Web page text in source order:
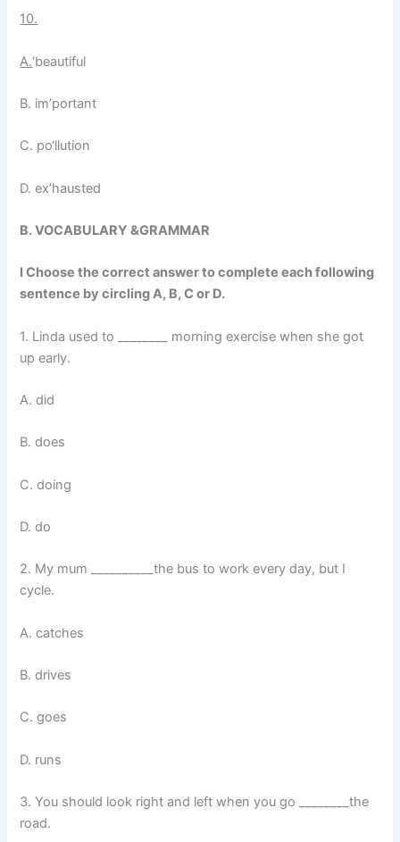
10.
A.‘beautiful
B. im’portant
C. po‘llution
D. ex’hausted
B. VOCABULARY &GRAMMAR
I Choose the correct answer to complete each following
sentence by circling A, B, C or D.
1. Linda used to ________ morning exercise when she got
up early.
A. did
B. does
C. doing
D. do
2. My mum __________the bus to work every day, but I
cycle.
A. catches
B. drives
C. goes
D. runs
3. You should look right and left when you go ________the
road.